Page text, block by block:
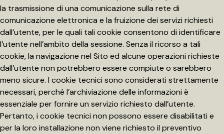
la trasmissione di una comunicazione sulla rete di
comunicazione elettronica e la fruizione dei servizi richiesti
dall’utente, per le quali tali cookie consentono di identificare
l’utente nell’ambito della sessione. Senza il ricorso a tali
cookie, la navigazione nel Sito ed alcune operazioni richieste
dall’utente non potrebbero essere compiute o sarebbero
meno sicure. I cookie tecnici sono considerati strettamente
necessari, perché l’archiviazione delle informazioni è
essenziale per fornire un servizio richiesto dall’utente.
Pertanto, i cookie tecnici non possono essere disabilitati e
per la loro installazione non viene richiesto il preventivo